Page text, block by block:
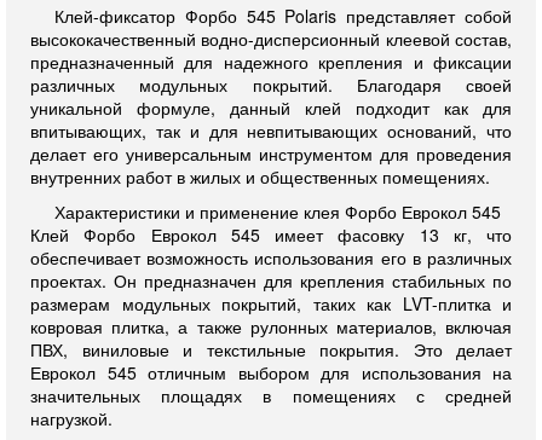
Клей-фиксатор Форбо 545 Polaris представляет собой
высококачественный водно-дисперсионный клеевой состав,
предназначенный для надежного крепления и фиксации
различных модульных покрытий. Благодаря своей
уникальной формуле, данный клей подходит как для
впитывающих, так и для невпитывающих оснований, что
делает его универсальным инструментом для проведения
внутренних работ в жилых и общественных помещениях.
Характеристики и применение клея Форбо Еврокол 545
Клей Форбо Еврокол 545 имеет фасовку 13 кг, что
обеспечивает возможность использования его в различных
проектах. Он предназначен для крепления стабильных по
размерам модульных покрытий, таких как LVT-плитка и
ковровая плитка, а также рулонных материалов, включая
ПВХ, виниловые и текстильные покрытия. Это делает
Еврокол 545 отличным выбором для использования на
значительных площадях в помещениях с средней
нагрузкой.